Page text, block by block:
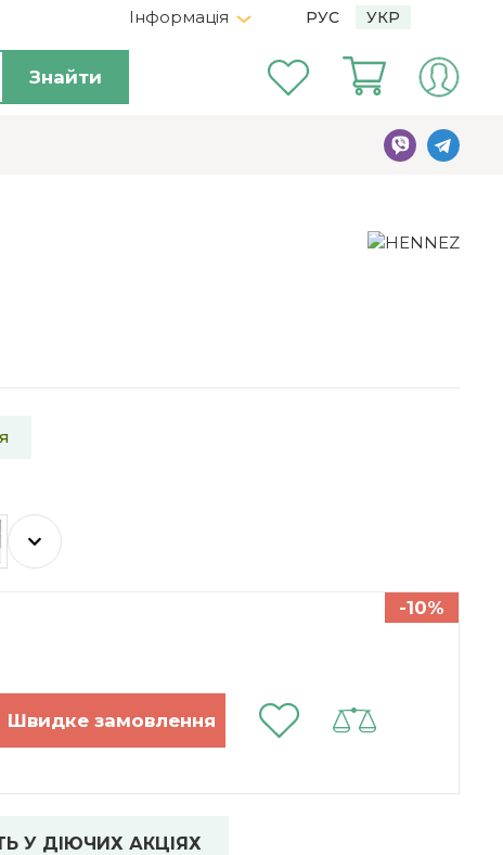
Знайти
Інформація РУС УКР
-10%
У ДІЮЧИХ АКЦІЯХ